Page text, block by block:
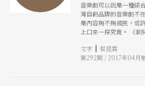
音樂劇可以說是一種綜
灣自創品牌的音樂劇不
是內容夠不夠親民，或
上口來一探究竟。 《
《釧兒》故事穿針引線
出絕對親民的音樂，讓
文字 | 蔡昆霖
第292期 / 2017年04月